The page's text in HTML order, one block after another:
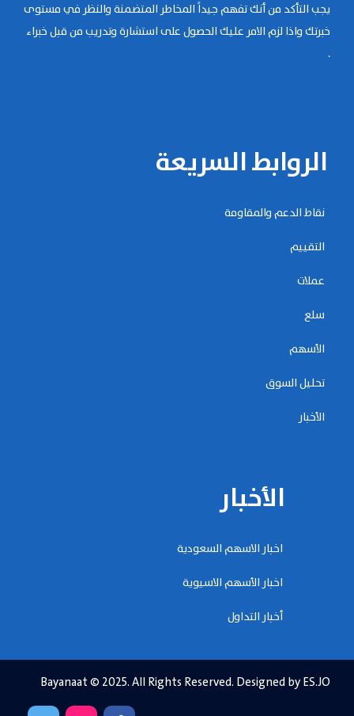
يجب التأكد من أنك تفهم جيداً المخاطر المتضمنة والنظر في مستوى
خبرتك واذا لزم الامر عليك الحصول على استشارة وتدريب من قبل خبراء
.
الروابط السريعة
نقاط الدعم والمقاومة
التقييم
عملات
سلع
الأسهم
تحليل السوق
الأخبار
الأخبار
اخبار الاسهم السعودية
اخبار الأسهم الاسيوية
أخبار التداول
Bayanaat © 2025. All Rights Reserved. Designed by ES.JO